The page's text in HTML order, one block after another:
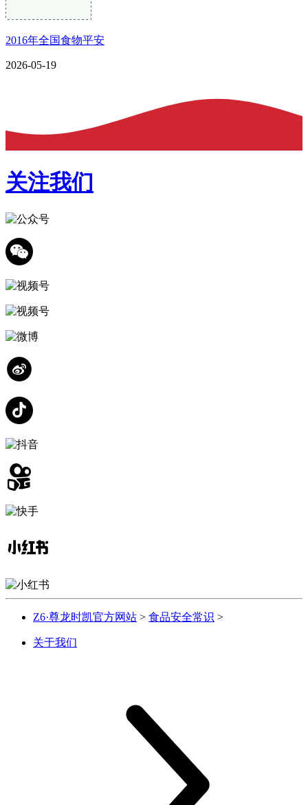
2016年全国食物平安
2026-05-19
关注我们
Z6·尊龙时凯官方网站 > 食品安全常识 >
关于我们